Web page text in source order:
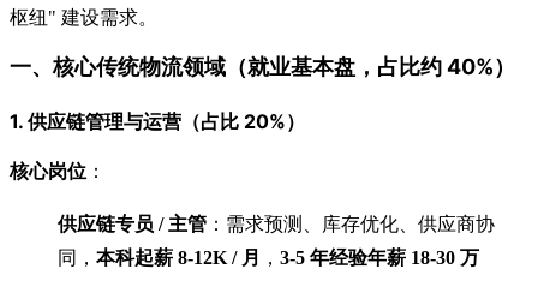
枢纽" 建设需求。
一、核心传统物流领域（就业基本盘，占比约 40%）
1. 供应链管理与运营（占比 20%）
核心岗位 ：
供应链专员 / 主管 ：需求预测、库存优化、供应商协
同， 本科起薪 8-12K / 月 ， 3-5 年经验年薪 18-30 万